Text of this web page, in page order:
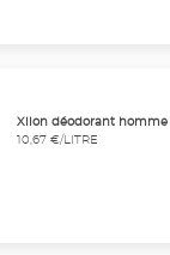
Xilon déodorant homme
10,67 €/LITRE